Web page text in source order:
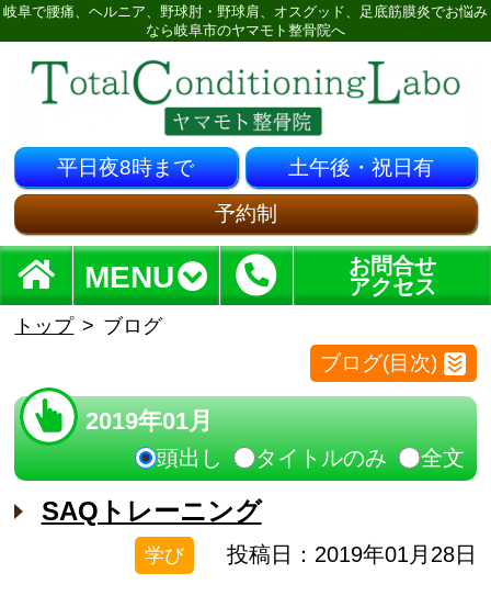
岐阜で腰痛、ヘルニア、野球肘・野球肩、オスグッド、足底筋膜炎でお悩み
なら岐阜市のヤマモト整骨院へ
平日夜8時まで 土午後・祝日有
予約制
MENU
お問合せ
アクセス
トップ ブログ
ブログ(目次)
2019年01月
頭出し タイトルのみ 全文
SAQトレーニング
学び 投稿日：2019年01月28日